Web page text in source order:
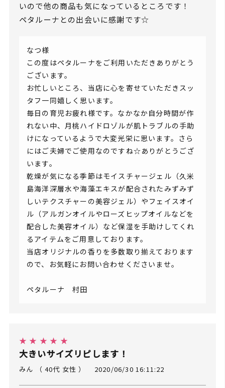
いので他の商品も気になっているところです！
ペタルーナとの出会いに感謝です☆
なつ様
この度はペタルーナをご利用いただきありがとう
ございます。
お忙しいところ、当店に心を寄せていただきスッ
タフ一同嬉しく思います。
毎日の育児お疲れ様です。なかなか自分時間が作
れない中、月桃ハイドロゾルが肌トラブルの手助
けになっているようで大変光栄に思います。さら
にはご夫婦でご使用なのですね☆ありがとうござ
います。
乾燥が気になる季節はモイスチャージェル（久米
島海洋深層水や海藻エキスが配合されたみずみず
しいテクスチャーの美容ジェル）やフェイスオイ
ル（アルガンオイルやローズヒップオイルなどを
配合した美容オイル）など保湿を手助けしてくれ
るアイテムをご用意しております。
当店オリジナルの香りを多数取り揃えております
ので、お気軽にお問い合わせくださいませ。
ペタルーナ 村田
★ ★ ★ ★ ★
大きいサイズリピします！
みん （ 40代 女性 ） 2020/06/30 16:11:22